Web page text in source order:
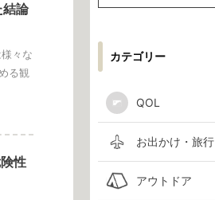
結論
々な
る観
性
カテゴリー
QOL
お出かけ・旅行
アウトドア